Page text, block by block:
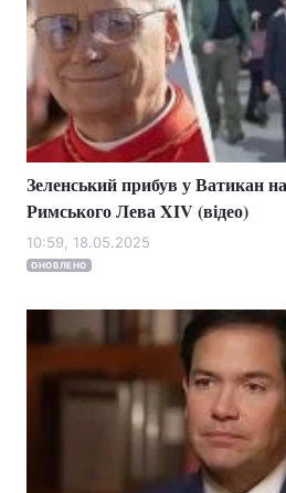
Зеленський прибув у Ватикан
Римського Лева XIV (відео)
10:59, 18.05.2025
ОНОВЛЕНО